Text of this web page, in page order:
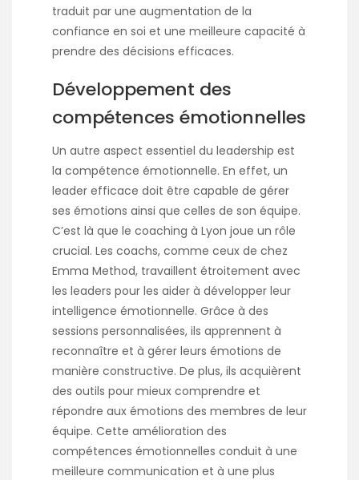
traduit par une augmentation de la
confiance en soi et une meilleure capacité à
prendre des décisions efficaces.
Développement des
compétences émotionnelles
Un autre aspect essentiel du leadership est
la compétence émotionnelle. En effet, un
leader efficace doit être capable de gérer
ses émotions ainsi que celles de son équipe.
C’est là que le coaching à Lyon joue un rôle
crucial. Les coachs, comme ceux de chez
Emma Method, travaillent étroitement avec
les leaders pour les aider à développer leur
intelligence émotionnelle. Grâce à des
sessions personnalisées, ils apprennent à
reconnaître et à gérer leurs émotions de
manière constructive. De plus, ils acquièrent
des outils pour mieux comprendre et
répondre aux émotions des membres de leur
équipe. Cette amélioration des
compétences émotionnelles conduit à une
meilleure communication et à une plus